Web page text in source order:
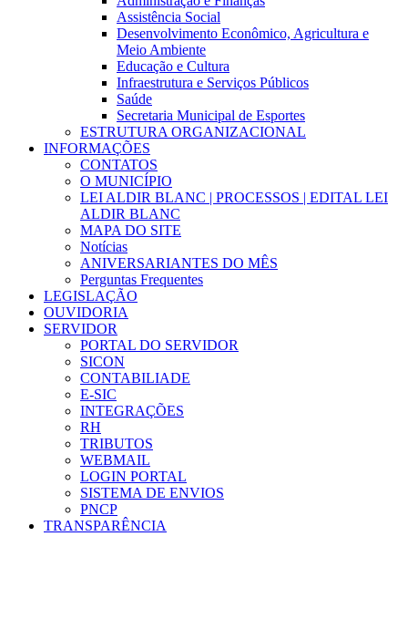
Assistência Social
Desenvolvimento Econômico, Agricultura e
Meio Ambiente
Educação e Cultura
Infraestrutura e Serviços Públicos
Saúde
Secretaria Municipal de Esportes
ESTRUTURA ORGANIZACIONAL
INFORMAÇÕES
CONTATOS
O MUNICÍPIO
LEI ALDIR BLANC | PROCESSOS | EDITAL LEI
ALDIR BLANC
MAPA DO SITE
Notícias
ANIVERSARIANTES DO MÊS
Perguntas Frequentes
LEGISLAÇÃO
OUVIDORIA
SERVIDOR
PORTAL DO SERVIDOR
SICON
CONTABILIADE
E-SIC
INTEGRAÇÕES
RH
TRIBUTOS
WEBMAIL
LOGIN PORTAL
SISTEMA DE ENVIOS
PNCP
TRANSPARÊNCIA